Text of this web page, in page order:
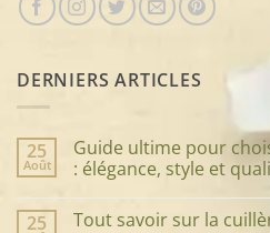
DERNIERS ARTICLES
25
Août
Guide ultime pour
: élégance, style et
sur
25
Tout savoir sur la